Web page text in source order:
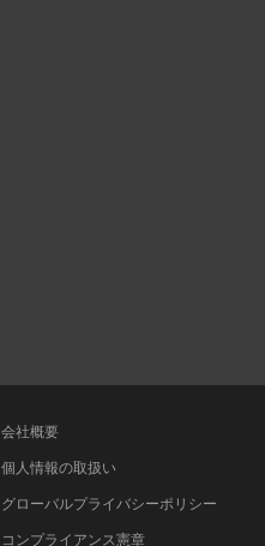
会社概要
個人情報の取扱い
グローバルプライバシーポリシー
コンプライアンス憲章